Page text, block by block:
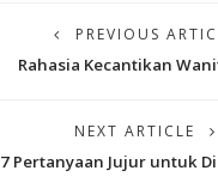
PREVIOUS
Rahasia Kecantikan
NEXT ARTICLE
7 Pertanyaan Jujur untuk